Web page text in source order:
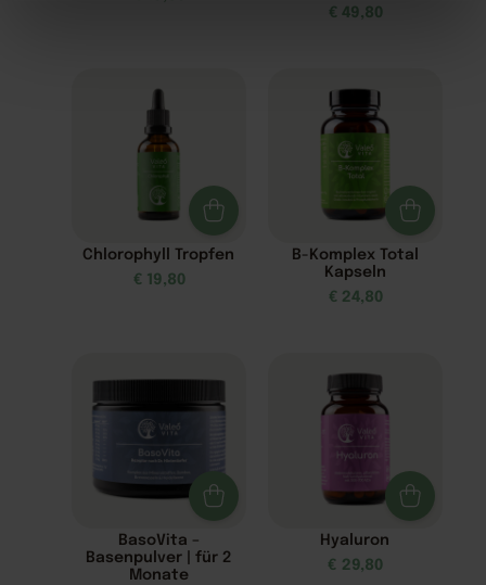
€ 49,80
Chlorophyll Tropfen
€ 19,80
B-Komplex Total
Kapseln
€ 24,80
BasoVita –
Basenpulver | für 2
Monate
Hyaluron
€ 29,80